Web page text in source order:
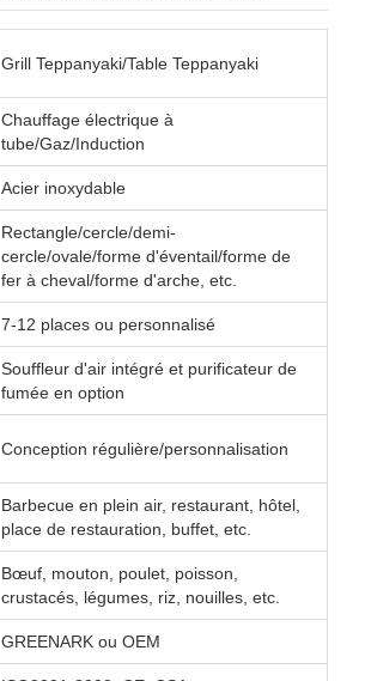
Grill Teppanyaki/Table Teppanyaki
Chauffage électrique à
tube/Gaz/Induction
Acier inoxydable
Rectangle/cercle/demi-
cercle/ovale/forme d'éventail/forme de
fer à cheval/forme d'arche, etc.
7-12 places ou personnalisé
Souffleur d'air intégré et purificateur de
fumée en option
Conception régulière/personnalisation
Barbecue en plein air, restaurant, hôtel,
place de restauration, buffet, etc.
Bœuf, mouton, poulet, poisson,
crustacés, légumes, riz, nouilles, etc.
GREENARK ou OEM